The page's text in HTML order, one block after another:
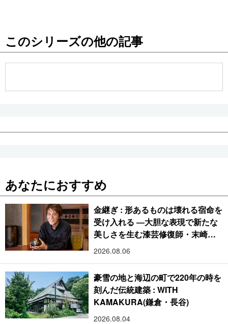
このシリーズの他の記事
あなたにおすすめ
金継ぎ : 形あるものは壊れる宿命を
受け入れる ―大胆な表現で新たな
美しさを生む漆芸修復師・末崎広
樹
2026.08.06
豪雪の地と海辺の町で220年の時を
刻んだ伝統建築 : WITH
KAMAKURA(鎌倉・長谷)
2026.08.04